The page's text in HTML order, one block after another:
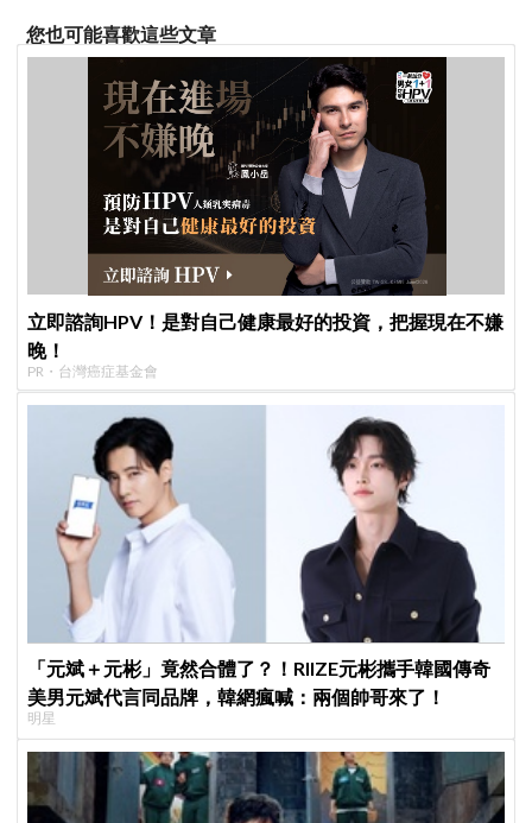
您也可能喜歡這些文章
立即諮詢HPV！是對自己健康最好的投資，把握現在不嫌
晚！
PR・台灣癌症基金會
「元斌＋元彬」竟然合體了？！RIIZE元彬攜手韓國傳奇
美男元斌代言同品牌，韓網瘋喊：兩個帥哥來了！
明星